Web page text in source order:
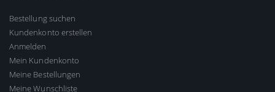
Bestellung suchen
Kundenkonto erstellen
Anmelden
Mein Kundenkonto
Meine Bestellungen
Meine Wunschliste